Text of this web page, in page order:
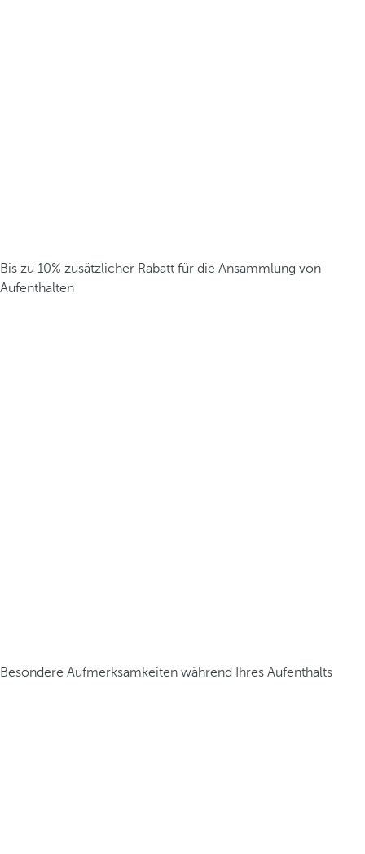
Bis zu 10% zusätzlicher Rabatt für die Ansammlung von
Aufenthalten
Besondere Aufmerksamkeiten während Ihres Aufenthalts